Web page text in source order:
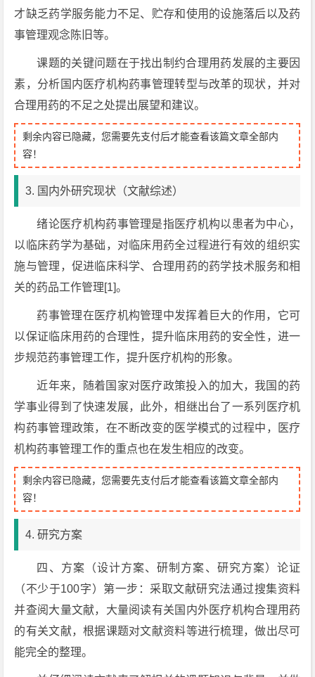
才缺乏药学服务能力不足、贮存和使用的设施落后以及药
事管理观念陈旧等。
课题的关键问题在于找出制约合理用药发展的主要因
素，分析国内医疗机构药事管理转型与改革的现状，并对
合理用药的不足之处提出展望和建议。
剩余内容已隐藏，您需要先支付后才能查看该篇文章全部内
容！
3. 国内外研究现状（文献综述）
绪论医疗机构药事管理是指医疗机构以患者为中心，
以临床药学为基础，对临床用药全过程进行有效的组织实
施与管理，促进临床科学、合理用药的药学技术服务和相
关的药品工作管理[1]。
药事管理在医疗机构管理中发挥着巨大的作用，它可
以保证临床用药的合理性，提升临床用药的安全性，进一
步规范药事管理工作，提升医疗机构的形象。
近年来，随着国家对医疗政策投入的加大，我国的药
学事业得到了快速发展，此外，相继出台了一系列医疗机
构药事管理政策，在不断改变的医学模式的过程中，医疗
机构药事管理工作的重点也在发生相应的改变。
剩余内容已隐藏，您需要先支付后才能查看该篇文章全部内
容！
4. 研究方案
四、方案（设计方案、研制方案、研究方案）论证
（不少于100字）第一步：采取文献研究法通过搜集资料
并查阅大量文献，大量阅读有关国内外医疗机构合理用药
的有关文献，根据课题对文献资料等进行梳理，做出尽可
能完全的整理。